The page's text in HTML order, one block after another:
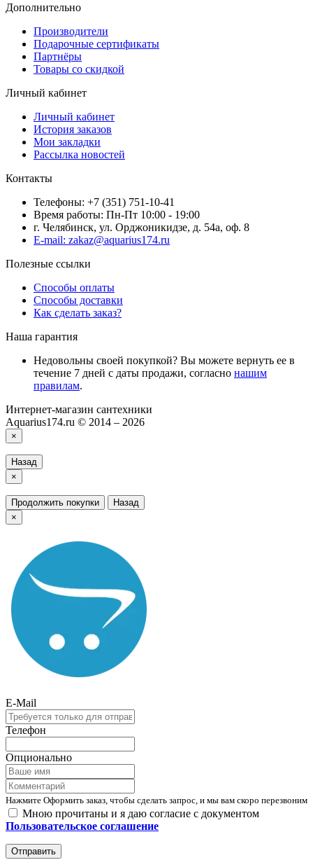
Дополнительно
Производители
Подарочные сертификаты
Партнёры
Товары со скидкой
Личный кабинет
Личный кабинет
История заказов
Мои закладки
Рассылка новостей
Контакты
Телефоны: +7 (351) 751-10-41
Время работы: Пн-Пт 10:00 - 19:00
г. Челябинск, ул. Орджоникидзе, д. 54а, оф. 8
E-mail: zakaz@aquarius174.ru
Полезные ссылки
Способы оплаты
Способы доставки
Как сделать заказ?
Наша гарантия
Недовольны своей покупкой? Вы можете вернуть ее в
течение 7 дней с даты продажи, согласно нашим
правилам.
Интернет-магазин сантехники
Aquarius174.ru © 2014 – 2026
×
Назад
×
Продолжить покупки
Назад
×
E-Mail
Телефон
Опционально
Нажмите Оформить заказ, чтобы сделать запрос, и мы вам скоро перезвоним
Мною прочитаны и я даю согласие с документом
Пользовательское соглашение
Отправить